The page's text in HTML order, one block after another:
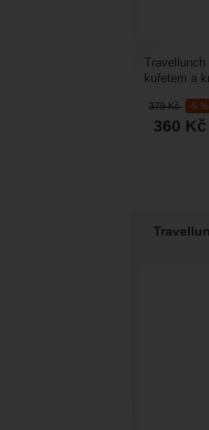
379Kč -5 %
360 Kč
kuřetem a